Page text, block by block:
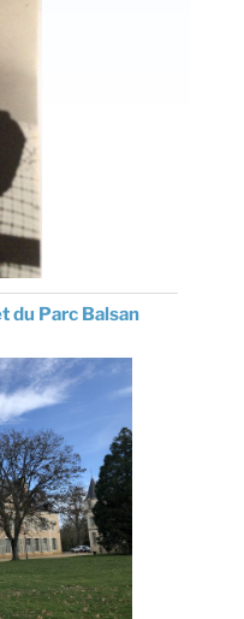
du Parc Balsan